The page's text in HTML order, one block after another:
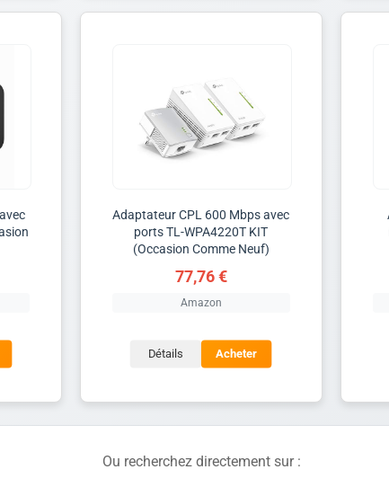
Adaptateur CPL 600 Mbps avec
ports TL-WPA4220T KIT
(Occasion Comme Neuf)
77,76 €
Amazon
Détails Acheter
Ou recherchez directement sur :